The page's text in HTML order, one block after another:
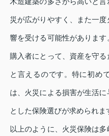
災が広がりやすく、また一
響を受ける可能性がありま
購入者にとって、資産を守
と言えるのです。特に初め
は、火災による損害が生活
とした保険選びが求められま
以上のように、火災保険は多